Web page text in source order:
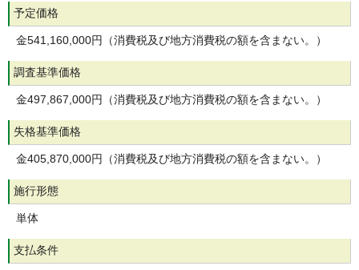
予定価格
金541,160,000円（消費税及び地方消費税の額を含まない。）
調査基準価格
金497,867,000円（消費税及び地方消費税の額を含まない。）
失格基準価格
金405,870,000円（消費税及び地方消費税の額を含まない。）
施行形態
単体
支払条件